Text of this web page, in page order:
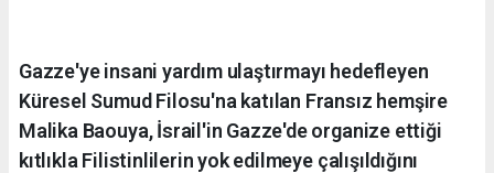
Gazze'ye insani yardım ulaştırmayı hedefleyen
Küresel Sumud Filosu'na katılan Fransız hemşire
Malika Baouya, İsrail'in Gazze'de organize ettiği
kıtlıkla Filistinlilerin yok edilmeye çalışıldığını